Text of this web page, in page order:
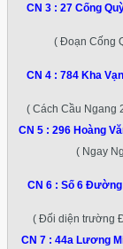
CN 3 : 27 Cống
( Đoạn Cống
CN 4 : 784 Kha
( Cách Cầu Ngang
CN 5 : 296 Hoàng
( Ngay
CN 6 : Số 6 Đường
( Đối diện trường
CN 7 : 44a Lương